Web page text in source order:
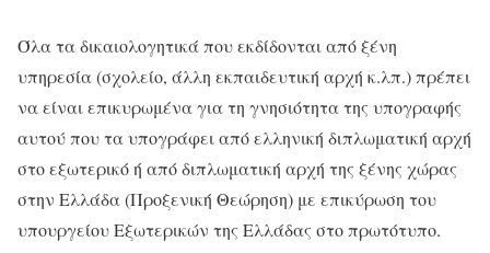
Όλα τα δικαιολογητικά που εκδίδονται από ξένη
υπηρεσία (σχολείο, άλλη εκπαιδευτική αρχή κ.λπ.) πρέπει
να είναι επικυρωμένα για τη γνησιότητα της υπογραφής
αυτού που τα υπογράφει από ελληνική διπλωματική αρχή
στο εξωτερικό ή από διπλωματική αρχή της ξένης χώρας
στην Ελλάδα (Προξενική Θεώρηση) με επικύρωση του
υπουργείου Εξωτερικών της Ελλάδας στο πρωτότυπο.